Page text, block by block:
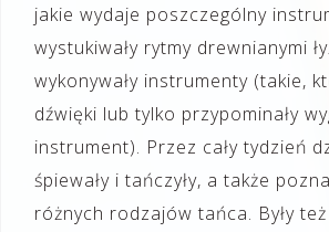
jakie wydaje poszczególny
wystukiwały rytmy drewnianymi
wykonywały instrumenty (takie,
dźwięki lub tylko przypominały
instrument). Przez cały tydzień
śpiewały i tańczyły, a także
różnych rodzajów tańca. Były